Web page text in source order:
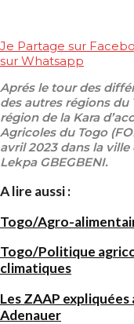
Je Partage sur
sur Whatsapp
Aprés le tour des
des autres régions du
région de la Kara
Agricoles du Togo
avril 2023 dans la
Lekpa GBEGBENI.
A lire aussi :
Togo/Agro-
Togo/Politique
climatiques
Les ZAAP
Adenauer